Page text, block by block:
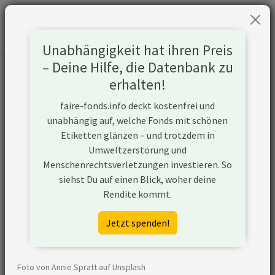
Informationen zum Unternehmen
Samsung Electronics Co., Ltd.
https://www.samsung.com/global/ir/
Konflikte N/A
Samsung Electronics Co. Ltd. ist ein
das sich hauptsächlich mit der
Herstellung und dem Vertrieb von
elektronischen Produkten
beschäftigt.
Unabhängigkeit hat ihren Preis
– Deine Hilfe, die Datenbank zu
erhalten!
faire-fonds.info deckt kostenfrei und
unabhängig auf, welche Fonds mit schönen
Etiketten glänzen – und trotzdem in
Umweltzerstörung und
Menschenrechtsverletzungen investieren. So
siehst Du auf einen Blick, woher deine
Rendite kommt.
Jetzt spenden!
Foto von Annie Spratt auf Unsplash